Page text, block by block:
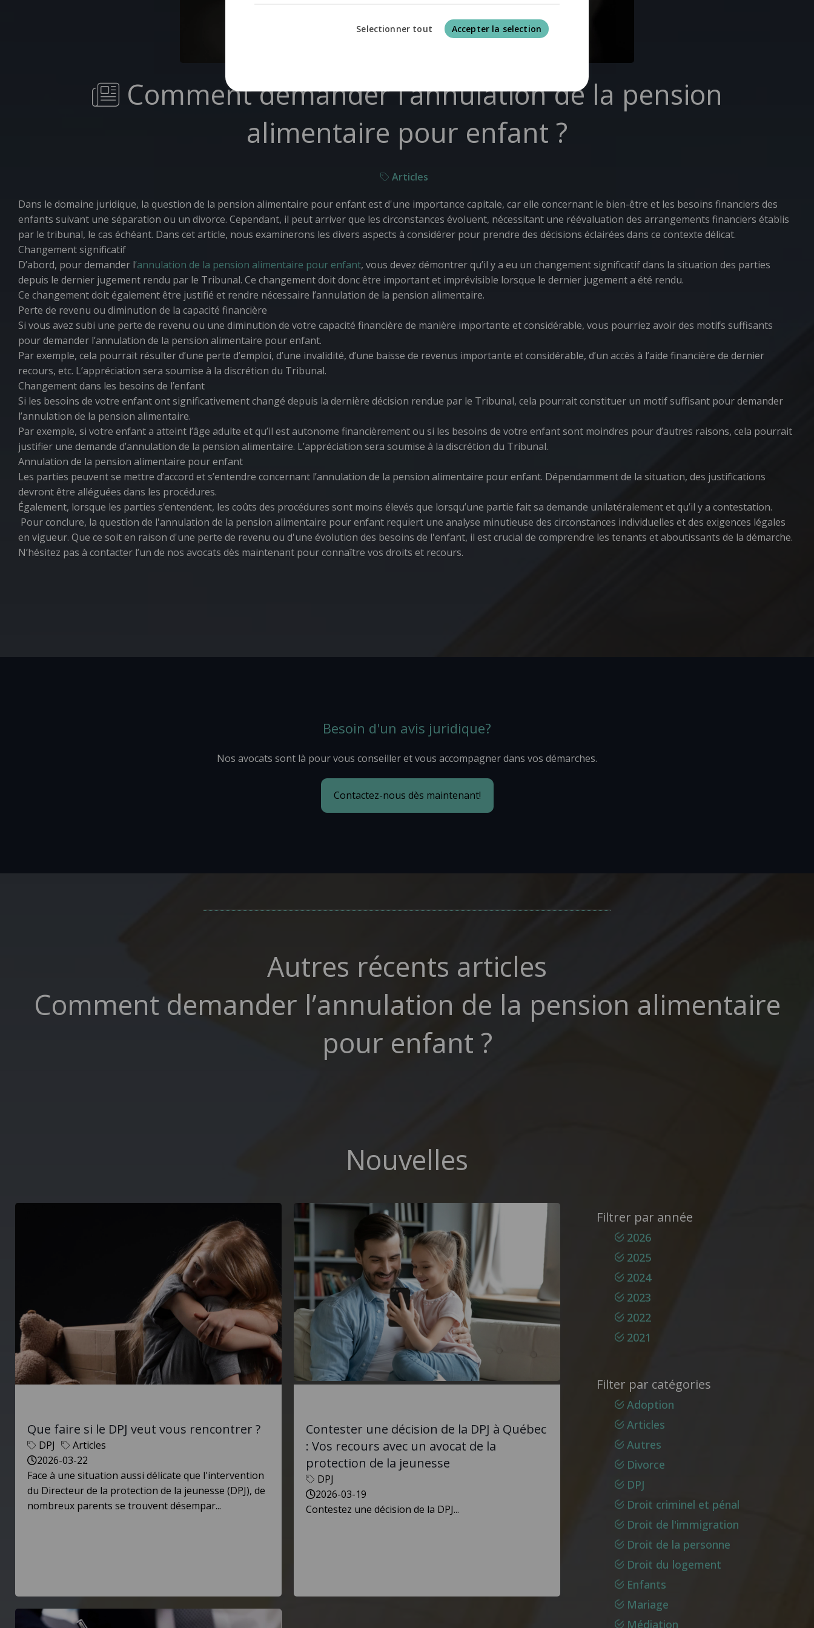
Comment demander l’annulation de la pension
alimentaire pour enfant ?
Articles
Dans le domaine juridique, la question de la pension alimentaire pour enfant est d'une importance capitale, car elle concernant le bien-être et les besoins financiers des
enfants suivant une séparation ou un divorce. Cependant, il peut arriver que les circonstances évoluent, nécessitant une réévaluation des arrangements financiers établis
par le tribunal, le cas échéant. Dans cet article, nous examinerons les divers aspects à considérer pour prendre des décisions éclairées dans ce contexte délicat.
Changement significatif
D’abord, pour demander l’annulation de la pension alimentaire pour enfant, vous devez démontrer qu’il y a eu un changement significatif dans la situation des parties
depuis le dernier jugement rendu par le Tribunal. Ce changement doit donc être important et imprévisible lorsque le dernier jugement a été rendu.
Ce changement doit également être justifié et rendre nécessaire l’annulation de la pension alimentaire.
Perte de revenu ou diminution de la capacité financière
Si vous avez subi une perte de revenu ou une diminution de votre capacité financière de manière importante et considérable, vous pourriez avoir des motifs suffisants
pour demander l’annulation de la pension alimentaire pour enfant.
Par exemple, cela pourrait résulter d’une perte d’emploi, d’une invalidité, d’une baisse de revenus importante et considérable, d’un accès à l’aide financière de dernier
recours, etc. L’appréciation sera soumise à la discrétion du Tribunal.
Changement dans les besoins de l’enfant
Si les besoins de votre enfant ont significativement changé depuis la dernière décision rendue par le Tribunal, cela pourrait constituer un motif suffisant pour demander
l’annulation de la pension alimentaire.
Par exemple, si votre enfant a atteint l’âge adulte et qu’il est autonome financièrement ou si les besoins de votre enfant sont moindres pour d’autres raisons, cela pourrait
justifier une demande d’annulation de la pension alimentaire. L’appréciation sera soumise à la discrétion du Tribunal.
Annulation de la pension alimentaire pour enfant
Les parties peuvent se mettre d’accord et s’entendre concernant l’annulation de la pension alimentaire pour enfant. Dépendamment de la situation, des justifications
devront être alléguées dans les procédures.
Également, lorsque les parties s’entendent, les coûts des procédures sont moins élevés que lorsqu’une partie fait sa demande unilatéralement et qu’il y a contestation.
Pour conclure, la question de l'annulation de la pension alimentaire pour enfant requiert une analyse minutieuse des circonstances individuelles et des exigences légales
en vigueur. Que ce soit en raison d'une perte de revenu ou d'une évolution des besoins de l'enfant, il est crucial de comprendre les tenants et aboutissants de la démarche.
N’hésitez pas à contacter l’un de nos avocats dès maintenant pour connaître vos droits et recours.
Besoin d'un avis juridique?
Nos avocats sont là pour vous conseiller et vous accompagner dans vos démarches.
Contactez-nous dès maintenant!
Autres récents articles
Comment demander l’annulation de la pension alimentaire
pour enfant ?
Nouvelles
Que faire si le DPJ veut vous rencontrer ?
DPJ
Articles
2026-03-22
Face à une situation aussi délicate que l'intervention
du Directeur de la protection de la jeunesse (DPJ), de
nombreux parents se trouvent désempar...
Contester une décision de la DPJ à Québec
: Vos recours avec un avocat de la
protection de la jeunesse
DPJ
2026-03-19
Contestez une décision de la DPJ...
Filtrer par année
2026
2025
2024
2023
2022
2021
Filter par catégories
Adoption
Articles
Autres
Divorce
DPJ
Droit criminel et pénal
Droit de l'immigration
Droit de la personne
Droit du logement
Enfants
Mariage
Médiation
Selectionner tout Accepter la selection